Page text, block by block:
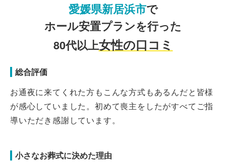
愛媛県新居浜市で
ホール安置プランを行った
80代以上女性の口コミ
総合評価
お通夜に来てくれた方もこんな方式もあるんだと皆様
が感心していました。初めて喪主をしたがすべてご指
導いただき感謝しています。
小さなお葬式に決めた理由